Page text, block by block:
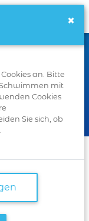
×
an. Bitte
mit
Cookies
Sie sich, ob